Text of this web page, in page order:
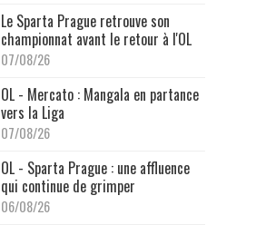
Le Sparta Prague retrouve son
championnat avant le retour à l'OL
07/08/26
OL - Mercato : Mangala en partance
vers la Liga
07/08/26
OL - Sparta Prague : une affluence
qui continue de grimper
06/08/26